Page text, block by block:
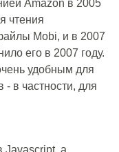
Amazon в 2005
чтения
Mobi, и в 2007
его в 2007 году.
удобным для
- в частности, для
Javascript, а